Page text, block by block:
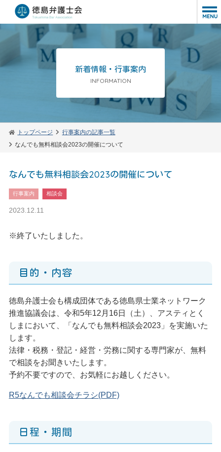
新着情報・行事案内
INFORMATION
トップページ
行事案内の記事一覧
なんでも無料相談会2023の開催について
なんでも無料相談会2023の開催について
行事案内 相談会
2023.12.11
※終了いたしました。
目的・内容
徳島弁護士会も構成団体である徳島県士業ネットワーク
推進協議会は、令和5年12月16日（土）、アスティとく
しまにおいて、「なんでも無料相談会2023」を実施いた
します。
法律・税務・登記・経営・労務に関する専門家が、無料
で相談をお聞きいたします。
予約不要ですので、お気軽にお越しください。
R5なんでも相談会チラシ(PDF)
日程・期間